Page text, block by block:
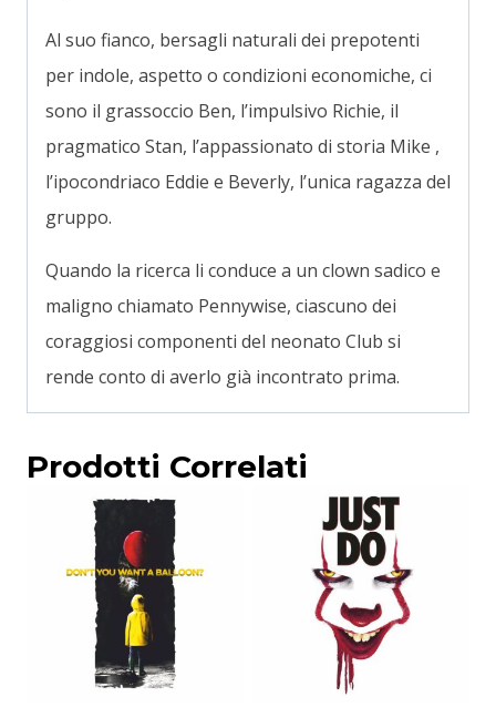
Al suo fianco, bersagli naturali dei prepotenti
per indole, aspetto o condizioni economiche, ci
sono il grassoccio Ben, l’impulsivo Richie, il
pragmatico Stan, l’appassionato di storia Mike ,
l’ipocondriaco Eddie e Beverly, l’unica ragazza del
gruppo.
Quando la ricerca li conduce a un clown sadico e
maligno chiamato Pennywise, ciascuno dei
coraggiosi componenti del neonato Club si
rende conto di averlo già incontrato prima.
Prodotti Correlati